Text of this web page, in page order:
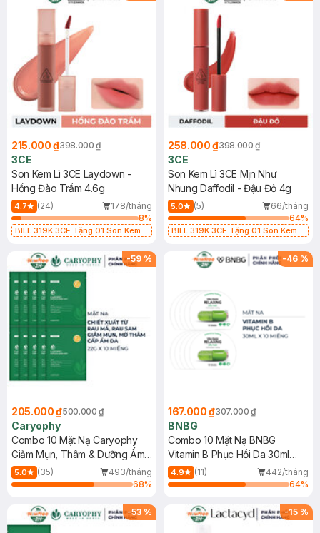
215.000 ₫398.000 ₫
3CE
Son Kem Lì 3CE Laydown -
Hồng Đào Trầm 4.6g
4.7 (24)
178/tháng
8%
BILL 319K 3CE Tặng 01 Son Kem
1.5g (SL có hạn)
258.000 ₫398.000 ₫
3CE
Son Kem Lì 3CE Mịn Như
Nhung Daffodil - Đậu Đỏ 4g
5.0 (5)
66/tháng
64%
BILL 319K 3CE Tặng 01 Son Kem
1.5g (SL có hạn)
-59 %
205.000 ₫500.000 ₫
Caryophy
Combo 10 Mặt Nạ Caryophy
Giảm Mụn, Thâm & Dưỡng Ẩm
Da 22g
5.0 (35)
493/tháng
68%
-46 %
167.000 ₫307.000 ₫
BNBG
Combo 10 Mặt Nạ BNBG
Vitamin B Phục Hồi Da 30ml
(Mới)
4.9 (11)
442/tháng
64%
-53 % -15 %